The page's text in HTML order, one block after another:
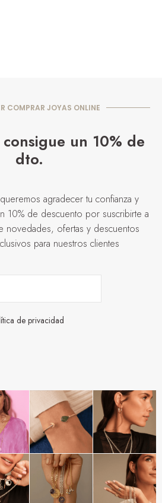
COMPRAR JOYAS ONLINE
un 10% de
dto.
agradecer tu confianza y
10% de descuento por suscribirte a
novedades, ofertas y descuentos
para nuestros clientes
de privacidad